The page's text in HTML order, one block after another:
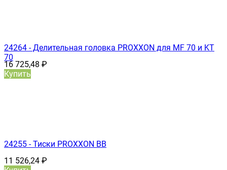
24264 - Делительная головка PROXXON для MF 70 и KT
70
16 725,48 ₽
Купить
24255 - Тиски PROXXON ВВ
11 526,24 ₽